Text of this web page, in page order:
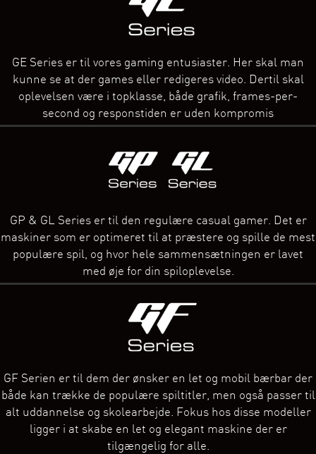
GE Series er til vores gaming entusiaster. Her skal man
kunne se at der games eller redigeres video. Dertil skal
oplevelsen være i topklasse, både grafik, frames-per-
second og responstiden er uden kompromis
GP & GL Series er til den regulære casual gamer. Det er
maskiner som er optimeret til at præstere og spille de mest
populære spil, og hvor hele sammensætningen er lavet
med øje for din spiloplevelse.
GF Serien er til dem der ønsker en let og mobil bærbar der
både kan trække de populære spiltitler, men også passer til
alt uddannelse og skolearbejde. Fokus hos disse modeller
ligger i at skabe en let og elegant maskine der er
tilgængelig for alle.